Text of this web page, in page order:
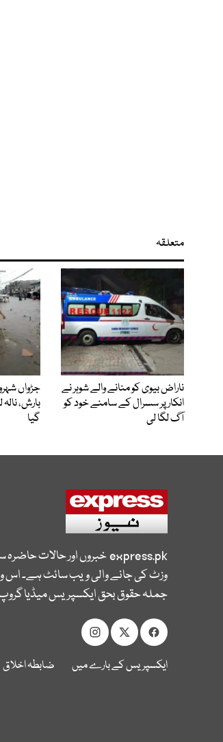
متعلقہ
ناراض بیوی کو منانے والے شوہر نے
انکار پر سسرال کے سامنے خود کو
آگ لگا لی
جڑواں
بارش،
گیا
express.pkخبروں اور حالات
وزٹ کی جانے والی ویب سائٹ ہے۔ اس
جملہ حقوق بحق ایکسپریس میڈیا
ایکسپریس کے بارے میں ضابطہ اخلاق